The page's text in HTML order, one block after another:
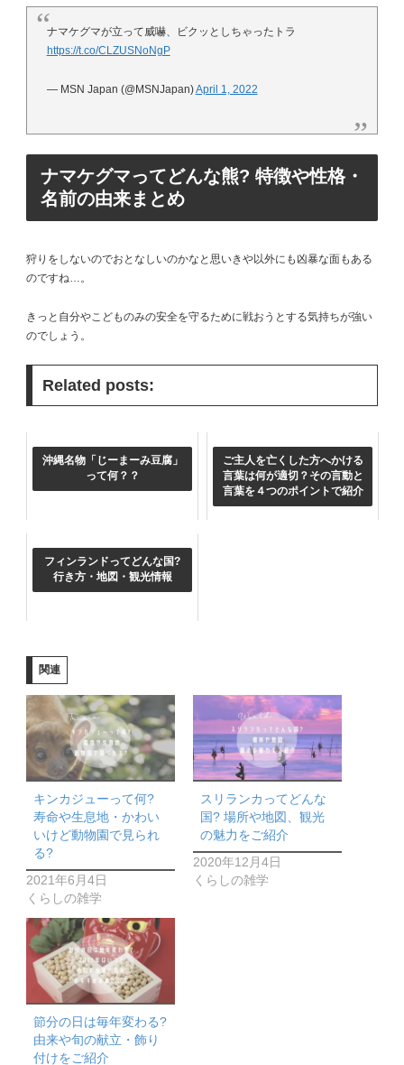
ナマケグマが立って威嚇、ビクッとしちゃったトラ
https://t.co/CLZUSNoNgP
— MSN Japan (@MSNJapan)April 1, 2022
ナマケグマってどんな熊? 特徴や性格・
名前の由来まとめ
狩りをしないのでおとなしいのかなと思いきや以外にも凶暴な面もある
のですね…。
きっと自分やこどものみの安全を守るために戦おうとする気持ちが強い
のでしょう。
Related posts:
沖縄名物「じーまーみ豆腐」
って何？？
ご主人を亡くした方へかける
言葉は何が適切？その言動と
言葉を４つのポイントで紹介
フィンランドってどんな国?
行き方・地図・観光情報
関連
キンカジューって何?
寿命や生息地・かわい
いけど動物園で見られ
る?
2021年6月4日
くらしの雑学
スリランカってどんな
国? 場所や地図、観光
の魅力をご紹介
2020年12月4日
くらしの雑学
節分の日は毎年変わる?
由来や旬の献立・飾り
付けをご紹介